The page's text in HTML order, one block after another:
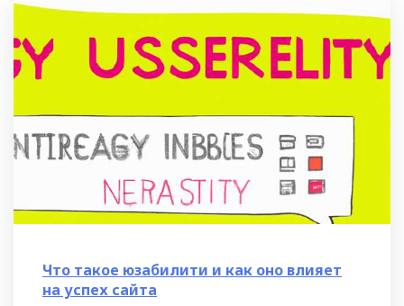
Что такое юзабилити и как оно влияет
на успех сайта